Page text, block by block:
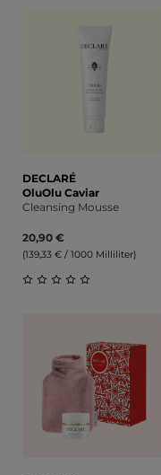
DECLARÉ
OluOlu Caviar
Cleansing Mousse
20,90 €
(139,33 € / 1000 Milliliter)